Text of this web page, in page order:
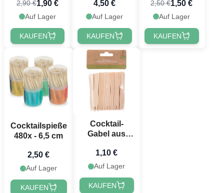
transparent
2,90 €1,90 €
Auf Lager
KAUFEN
4,50 €
Auf Lager
KAUFEN
transparent
2,50 €1,50 €
Auf Lager
KAUFEN
Cocktailspieße
480x - 6,5 cm
2,50 €
Auf Lager
KAUFEN
Cocktail-
Gabel aus
50x
1,10 €
Auf Lager
KAUFEN